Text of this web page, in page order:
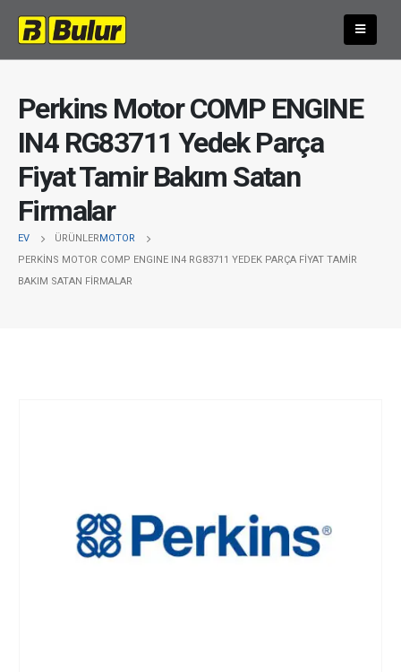
Perkins Motor COMP ENGINE
IN4 RG83711 Yedek Parça
Fiyat Tamir Bakım Satan
Firmalar
EV ÜRÜNLERMOTOR
PERKINS MOTOR COMP ENGINE IN4 RG83711 YEDEK PARÇA FIYAT TAMIR
BAKIM SATAN FIRMALAR